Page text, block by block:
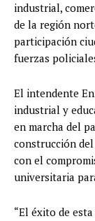
industrial,
de la región
participación
fuerzas
El intendente
industrial y
en marcha del
construcción
con el
universitaria
“El éxito de